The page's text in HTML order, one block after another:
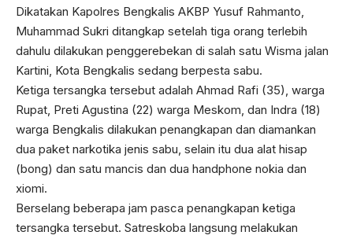
Dikatakan Kapolres Bengkalis AKBP Yusuf Rahmanto,
Muhammad Sukri ditangkap setelah tiga orang terlebih
dahulu dilakukan penggerebekan di salah satu Wisma jalan
Kartini, Kota Bengkalis sedang berpesta sabu.
Ketiga tersangka tersebut adalah Ahmad Rafi (35), warga
Rupat, Preti Agustina (22) warga Meskom, dan Indra (18)
warga Bengkalis dilakukan penangkapan dan diamankan
dua paket narkotika jenis sabu, selain itu dua alat hisap
(bong) dan satu mancis dan dua handphone nokia dan
xiomi.
Berselang beberapa jam pasca penangkapan ketiga
tersangka tersebut. Satreskoba langsung melakukan